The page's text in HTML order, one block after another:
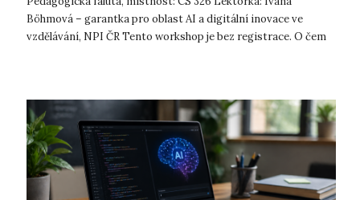
Böhmová – garantka pro oblast AI a digitální inovace ve
vzdělávání, NPI ČR Tento workshop je bez registrace. O čem